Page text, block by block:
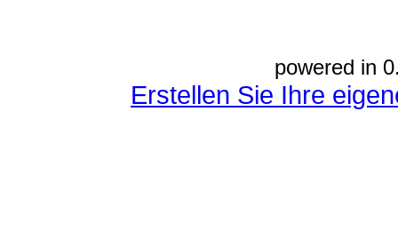
powered in
Erstellen Sie Ihre